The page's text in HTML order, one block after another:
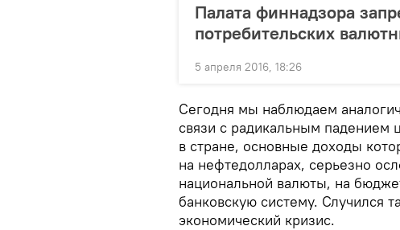
Палата финнадзора
потребительских
5 апреля 2016, 18:26
Сегодня мы наблюдаем
связи с радикальным падением
в стране, основные доходы
на нефтедолларах, серьезно
национальной валюты, на
банковскую систему. Случился
экономический кризис.